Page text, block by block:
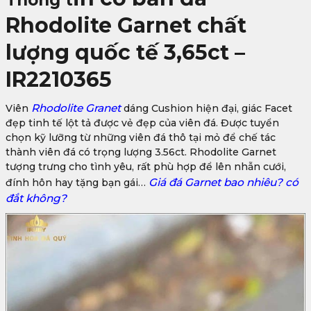
Rhodolite Garnet chất
lượng quốc tế 3,65ct –
IR2210365
Viên Rhodolite Granetdáng Cushion hiện đại, giác Facet
đẹp tinh tế lột tả được vẻ đẹp của viên đá. Được tuyển
chọn kỹ lưỡng từ những viên đá thô tại mỏ để chế tác
thành viên đá có trọng lượng 3.56ct. Rhodolite Garnet
tượng trưng cho tình yêu, rất phù hợp để lên nhẫn cưới,
đính hôn hay tặng bạn gái… Giá đá Garnet bao nhiêu? có
đắt không?